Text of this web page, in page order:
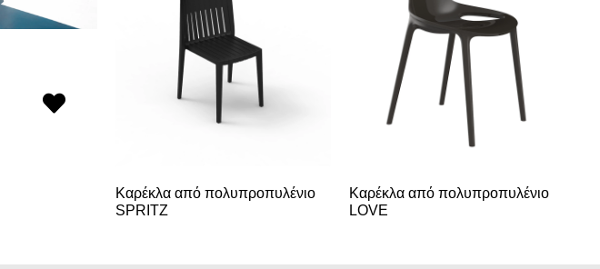
Καρέκλα από πολυπροπυλένιο
SPRITZ
Καρέκλα από πολυπροπυλένιο
LOVE